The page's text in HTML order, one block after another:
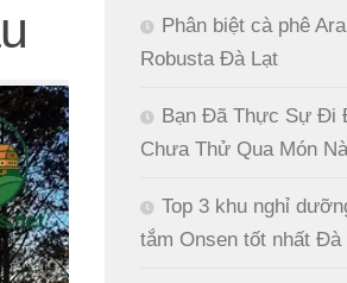
Phân biệt cà phê
Robusta Đà Lạt
Bạn Đã Thực Sự Đi
Chưa Thử Qua Món
Top 3 khu nghỉ
tắm Onsen tốt nhất Đà